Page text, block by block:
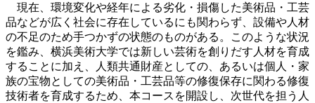
現在、環境変化や経年による劣化・損傷した美術品・工芸
品などが広く社会に存在しているにも関わらず、設備や人材
の不足のため手つかずの状態のものがある。このような状況
を鑑み、横浜美術大学では新しい芸術を創りだす人材を育成
することに加え、人類共通財産としての、あるいは個人・家
族の宝物としての美術品・工芸品等の修復保存に関わる修復
技術者を育成するため、本コースを開設し、次世代を担う人